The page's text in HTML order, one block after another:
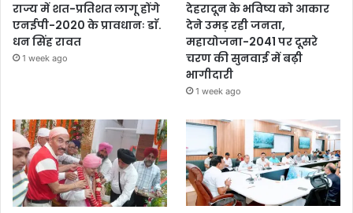
राज्य में शत-प्रतिशत लागू होंगे
एनईपी-2020 के प्रावधानः डाॅ.
धन सिंह रावत
1 week ago
देहरादून के भविष्य को आकार
देने उमड़ रही जनता,
महायोजना-2041 पर दूसरे
चरण की सुनवाई में बढ़ी
भागीदारी
1 week ago